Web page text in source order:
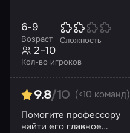
Возраст
6-9
Сложность
Кол-во игроков
2–10
9.8/10 (<10 команд)
Помогите профессору
найти его главное